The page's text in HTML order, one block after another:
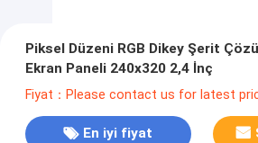
Piksel Düzeni RGB Dikey Şerit
Ekran Paneli 240x320 2,4 İnç
Fiyat：Please contact us for latest
En iyi fiyat